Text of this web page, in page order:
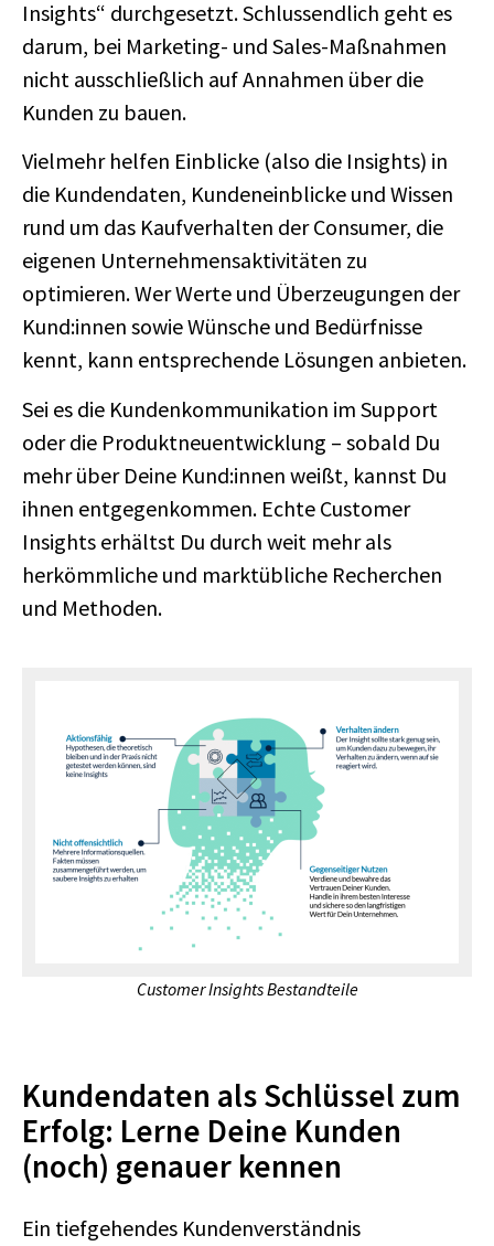
Insights“ durchgesetzt. Schlussendlich geht es
darum, bei Marketing- und Sales-Maßnahmen
nicht ausschließlich auf Annahmen über die
Kunden zu bauen.
Vielmehr helfen Einblicke (also die Insights) in
die Kundendaten, Kundeneinblicke und Wissen
rund um das Kaufverhalten der Consumer, die
eigenen Unternehmensaktivitäten zu
optimieren. Wer Werte und Überzeugungen der
Kund:innen sowie Wünsche und Bedürfnisse
kennt, kann entsprechende Lösungen anbieten.
Sei es die Kundenkommunikation im Support
oder die Produktneuentwicklung – sobald Du
mehr über Deine Kund:innen weißt, kannst Du
ihnen entgegenkommen. Echte Customer
Insights erhältst Du durch weit mehr als
herkömmliche und marktübliche Recherchen
und Methoden.
Customer Insights Bestandteile
Kundendaten als Schlüssel zum
Erfolg: Lerne Deine Kunden
(noch) genauer kennen
Ein tiefgehendes Kundenverständnis